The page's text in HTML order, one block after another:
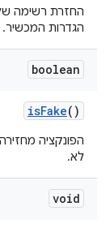
החזרת רשימה
הגדרות המכשיר.
boolean
isFake()
הפונקציה
לא.
void